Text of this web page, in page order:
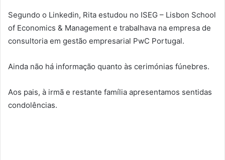
Segundo o Linkedin, Rita estudou no ISEG – Lisbon School
of Economics & Management e trabalhava na empresa de
consultoria em gestão empresarial PwC Portugal.
Ainda não há informação quanto às cerimónias fúnebres.
Aos pais, à irmã e restante família apresentamos sentidas
condolências.